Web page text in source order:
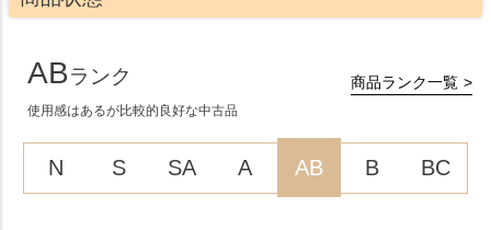
ABランク
使用感はあるが比較的良好な中古品
商品ランク一覧
N S SA A AB B BC